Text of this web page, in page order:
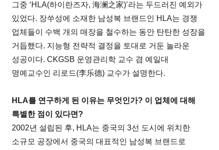
그중 ‘HLA(하이란즈자, 海澜之家)’라는 두드러진 예외가
있었다. 장쑤성에 소재한 남성복 브랜드인 HLA는 경쟁
업체들이 수백 개의 매장을 철수하는 동안 탄탄한 성장을
거듭했다. 지능형 전략적 결정을 토대로 거둔 놀라운
성공이다. CKGSB 운영관리학 교수 겸 예일대
명예교수인 리로드(李乐德) 교수가 설명한다.
HLA를 연구하게 된 이유는 무엇인가? 이 업체에 대해
특별한 점이 있다면?
2002년 설립된 후, HLA는 중국의 3선 도시에 위치한
소규모 공장에서 중국의 대표적인 남성복 브랜드로